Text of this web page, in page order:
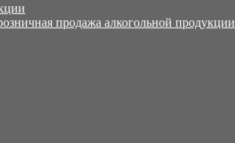
продажа алкогольной продукции